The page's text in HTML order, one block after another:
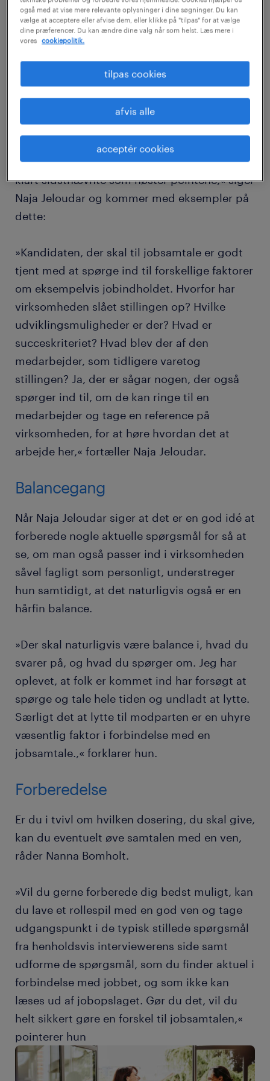
hos Randstad Large Account, og hun tilføjer
at det ofte giver nogle gode point selv at vise
»Mange der går til jobsamtale sidder med
hænderne i skødet og klar til at svare på de
gængse spørgsmål om egne stærke og svage
sider. Og så er der fåtallet, der går ind til
samtalen mere spørgelystne – og det er helt
klart sidstnævnte som høster pointene,« siger
Naja Jeloudar og kommer med eksempler på
dette:
»Kandidaten, der skal til jobsamtale er godt
tjent med at spørge ind til forskellige faktorer
om eksempelvis jobindholdet. Hvorfor har
virksomheden slået stillingen op? Hvilke
udviklingsmuligheder er der? Hvad er
succeskriteriet? Hvad blev der af den
medarbejder, som tidligere varetog
stillingen? Ja, der er sågar nogen, der også
spørger ind til, om de kan ringe til en
medarbejder og tage en reference på
virksomheden, for at høre hvordan det at
arbejde her,« fortæller Naja Jeloudar.
Balancegang
Når Naja Jeloudar siger at det er en god idé at
forberede nogle aktuelle spørgsmål for så at
se, om man også passer ind i virksomheden
såvel fagligt som personligt, understreger
hun samtidigt, at det naturligvis også er en
hårfin balance.
»Der skal naturligvis være balance i, hvad du
svarer på, og hvad du spørger om. Jeg har
oplevet, at folk er kommet ind har forsøgt at
spørge og tale hele tiden og undladt at lytte.
Særligt det at lytte til modparten er en uhyre
væsentlig faktor i forbindelse med en
jobsamtale.,« forklarer hun.
Forberedelse
Er du i tvivl om hvilken dosering, du skal give,
kan du eventuelt øve samtalen med en ven,
råder Nanna Bomholt.
»Vil du gerne forberede dig bedst muligt, kan
du lave et rollespil med en god ven og tage
udgangspunkt i de typisk stillede spørgsmål
fra henholdsvis interviewerens side samt
udforme de spørgsmål, som du finder aktuel i
forbindelse med jobbet, og som ikke kan
læses ud af jobopslaget. Gør du det, vil du
helt sikkert gøre en forskel til jobsamtalen,«
pointerer hun
også med at vise mere relevante oplysninger i dine søgninger. Du kan
vælge at acceptere eller afvise dem, eller klikke på "tilpas" for at vælge
dine præferencer. Du kan ændre dine valg når som helst. Læs mere i
vores
cookiepolitik.
tilpas cookies
afvis alle
acceptér cookies